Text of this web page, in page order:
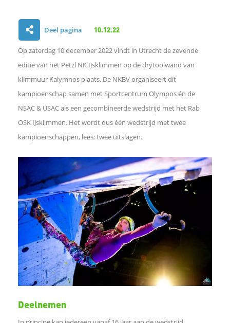
Deel pagina 10.12.22
l
e
n
o
p
F
a
c
e
Op zaterdag 10 december 2022 vindt in Utrecht de zevende
editie van het Petzl NK IJsklimmen op de drytoolwand van
klimmuur Kalymnos plaats. De NKBV organiseert dit
kampioenschap samen met Sportcentrum Olympos én de
NSAC & USAC als een gecombineerde wedstrijd met het Rab
OSK IJsklimmen. Het wordt dus één wedstrijd met twee
kampioenschappen, lees: twee uitslagen.
Deelnemen